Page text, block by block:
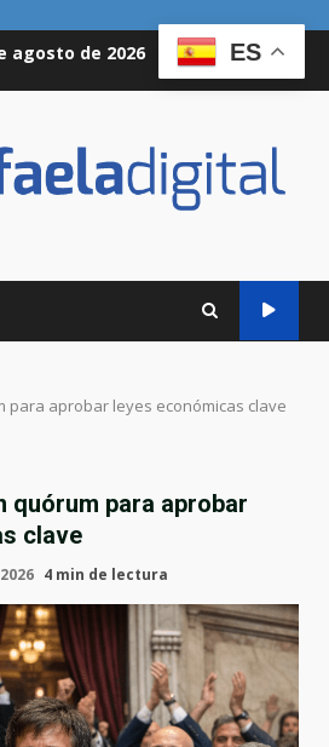
agosto de 2026
para aprobar leyes económicas clave
quórum para aprobar
clave
4 min de lectura
ES